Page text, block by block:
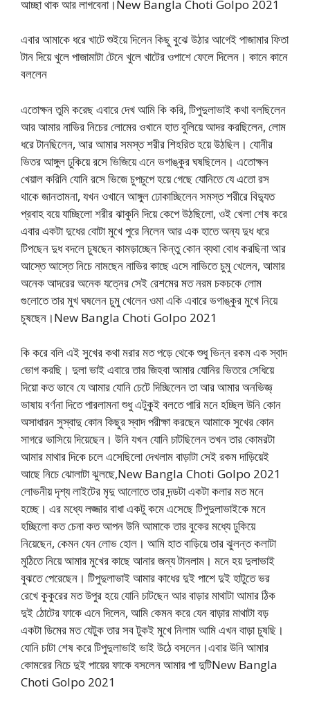
আচ্ছা থাক আর লাগবেনা।New Bangla Choti Golpo 2021
এবার আমাকে ধরে খাটে শুইয়ে দিলেন কিছু বুঝে উঠার আগেই পাজামার ফিতা
টান দিয়ে খুলে পাজামাটা টেনে খুলে খাটের ওপাশে ফেলে দিলেন। কানে কানে
বললেন
এতোক্ষন তুমি করেছ এবারে দেখ আমি কি করি, টিপুদুলাভাই কথা বলছিলেন
আর আমার নাভির নিচের লোমের ওখানে হাত বুলিয়ে আদর করছিলেন, লোম
ধরে টানছিলেন, আর আমার সমস্ত শরীর শিহরিত হয়ে উঠছিল। যোনীর
ভিতর আঙ্গুল ঢুকিয়ে রসে ভিজিয়ে এনে ভগাঙ্কুর ঘষছিলেন। এতোক্ষন
খেয়াল করিনি যোনি রসে ভিজে চুপচুপে হয়ে গেছে যোনিতে যে এতো রস
থাকে জানতামনা, যখন ওখানে আঙ্গুল ঢোকাচ্ছিলেন সমস্ত শরীরে বিদ্যুত
প্রবাহ বয়ে যাচ্ছিলো শরীর ঝাকুনি দিয়ে কেপে উঠছিলো, ওই খেলা শেষ করে
এবার একটা দুধের বোটা মুখে পুরে নিলেন আর এক হাতে অন্য দুধ ধরে
টিপছেন দুধ বদলে চুষছেন কামড়াচ্ছেন কিন্তু কোন ব্যথা বোধ করছিনা আর
আস্তে আস্তে নিচে নামছেন নাভির কাছে এসে নাভিতে চুমু খেলেন, আমার
অনেক আদরের অনেক যত্নের সেই রেশমের মত নরম চকচকে লোম
গুলোতে তার মুখ ঘষলেন চুমু খেলেন ওমা একি এবারে ভগাঙ্কুর মুখে নিয়ে
চুষছেন।New Bangla Choti Golpo 2021
কি করে বলি এই সুখের কথা মরার মত পড়ে থেকে শুধু ভিন্ন রকম এক স্বাদ
ভোগ করছি। দুলা ভাই এবারে তার জিহবা আমার যোনির ভিতরে সেধিয়ে
দিয়ো কত ভাবে যে আমার যোনি চেটে দিচ্ছিলেন তা আর আমার অনভিজ্ঞ্
ভাষায় বর্ণনা দিতে পারলামনা শুধু এটুকুই বলতে পারি মনে হচ্ছিল উনি কোন
অসাধারন সুস্বাদু কোন কিছুর স্বাদ পরীক্ষা করছেন আমাকে সুখের কোন
সাগরে ভাসিয়ে দিয়েছেন। উনি যখন যোনি চাটছিলেন তখন তার কোমরটা
আমার মাথার দিকে চলে এসেছিলো দেখলাম বাড়াটা সেই রকম দাড়িয়েই
আছে নিচে ঝোলাটা ঝুলছে,New Bangla Choti Golpo 2021
লোভনীয় দৃশ্য লাইটের মৃদু আলোতে তার দন্ডটা একটা কলার মত মনে
হচ্ছে। এর মধ্যে লজ্জার বাধা একটু কমে এসেছে টিপুদুলাভাইকে মনে
হচ্ছিলো কত চেনা কত আপন উনি আমাকে তার বুকের মধ্যে ঢুকিয়ে
নিয়েছেন, কেমন যেন লোভ হোল। আমি হাত বাড়িয়ে তার ঝুলন্ত কলাটা
মুঠিতে নিয়ে আমার মুখের কাছে আনার জন্য টানলাম। মনে হয় দুলাভাই
বুঝতে পেরেছেন। টিপুদুলাভাই আমার কাধের দুই পাশে দুই হাটুতে ভর
রেখে কুকুরের মত উপুর হয়ে যোনি চাটছেন আর বাড়ার মাথাটা আমার ঠিক
দুই ঠোটের ফাকে এনে দিলেন, আমি কেমন করে যেন বাড়ার মাথাটা বড়
একটা ডিমের মত যেটুক তার সব টুকই মুখে নিলাম আমি এখন বাড়া চুষছি।
যোনি চাটা শেষ করে টিপুদুলাভাই ভাই উঠে বসলেন।এবার উনি আমার
কোমরের নিচে দুই পায়ের ফাকে বসলেন আমার পা দুটিNew Bangla
Choti Golpo 2021